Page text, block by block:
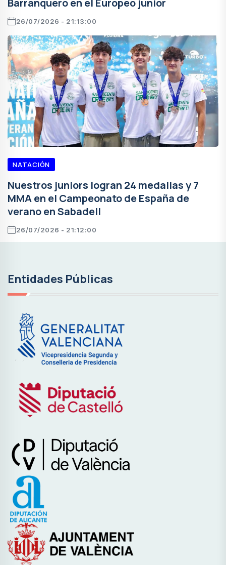
26/07/2026 - 21:13:00
NATACIÓN
Nuestros juniors logran 24 medallas y 7
MMA en el Campeonato de España de
verano en Sabadell
26/07/2026 - 21:12:00
Entidades Públicas